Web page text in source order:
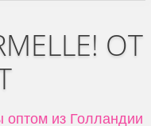
ОТ
оптом из Голландии